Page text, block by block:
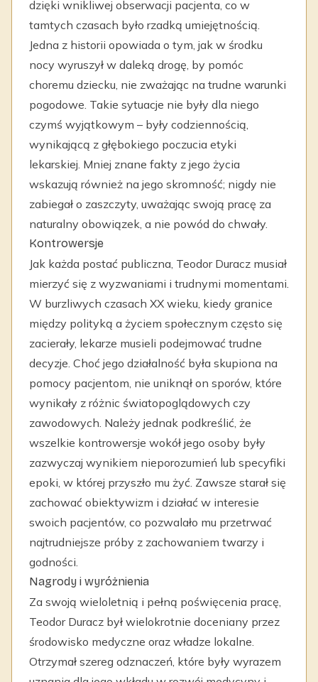
dzięki wnikliwej obserwacji pacjenta, co w
tamtych czasach było rzadką umiejętnością.
Jedna z historii opowiada o tym, jak w środku
nocy wyruszył w daleką drogę, by pomóc
choremu dziecku, nie zważając na trudne warunki
pogodowe. Takie sytuacje nie były dla niego
czymś wyjątkowym – były codziennością,
wynikającą z głębokiego poczucia etyki
lekarskiej. Mniej znane fakty z jego życia
wskazują również na jego skromność; nigdy nie
zabiegał o zaszczyty, uważając swoją pracę za
naturalny obowiązek, a nie powód do chwały.
Kontrowersje
Jak każda postać publiczna, Teodor Duracz musiał
mierzyć się z wyzwaniami i trudnymi momentami.
W burzliwych czasach XX wieku, kiedy granice
między polityką a życiem społecznym często się
zacierały, lekarze musieli podejmować trudne
decyzje. Choć jego działalność była skupiona na
pomocy pacjentom, nie uniknął on sporów, które
wynikały z różnic światopoglądowych czy
zawodowych. Należy jednak podkreślić, że
wszelkie kontrowersje wokół jego osoby były
zazwyczaj wynikiem nieporozumień lub specyfiki
epoki, w której przyszło mu żyć. Zawsze starał się
zachować obiektywizm i działać w interesie
swoich pacjentów, co pozwalało mu przetrwać
najtrudniejsze próby z zachowaniem twarzy i
godności.
Nagrody i wyróżnienia
Za swoją wieloletnią i pełną poświęcenia pracę,
Teodor Duracz był wielokrotnie doceniany przez
środowisko medyczne oraz władze lokalne.
Otrzymał szereg odznaczeń, które były wyrazem